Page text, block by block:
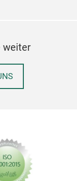
weiter